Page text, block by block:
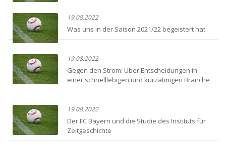
19.08.2022
Was uns in der Saison 2021/22 begeistert hat
19.08.2022
Gegen den Strom: Über Entscheidungen in
einer schnelllebigen und kurzatmigen Branche
19.08.2022
Der FC Bayern und die Studie des Instituts für
Zeitgeschichte